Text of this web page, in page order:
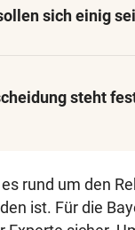
sich einig
steht
rund um den
ist. Für die